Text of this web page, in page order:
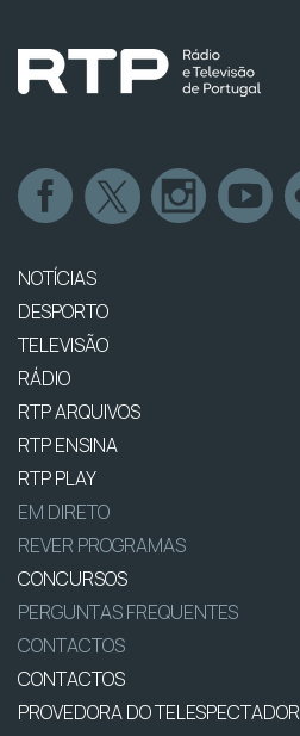
NOTÍCIAS
DESPORTO
TELEVISÃO
RÁDIO
RTP ARQUIVOS
RTP ENSINA
RTP PLAY
EM DIRETO
REVER PROGRAMAS
CONCURSOS
PERGUNTAS FREQUENTES
CONTACTOS
CONTACTOS
PROVEDORA DO TELESPECTADOR